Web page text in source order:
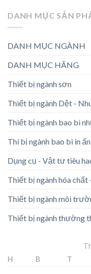
DANH MỤC SẢN
DANH MỤC NGÀNH
DANH MỤC HÃNG
Thiết bị ngành sơn
Thiết bị ngành Dệt -
Thiết bị ngành bao bì
Thí bị ngành bao bì in ấn
Dụng cụ - Vật tư tiêu
Thiết bị ngành hóa chất
Thiết bị ngành môi
Thiết bị ngành thường
H B T